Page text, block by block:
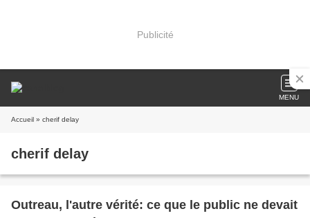
Publicité
MENU
Accueil » cherif delay
cherif delay
Outreau, l'autre vérité: ce que le public ne devait